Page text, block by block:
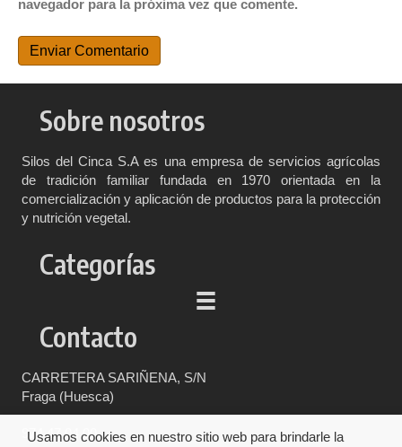
navegador para la próxima vez que comente.
Sobre nosotros
Silos del Cinca S.A es una empresa de servicios agrícolas
de tradición familiar fundada en 1970 orientada en la
comercialización y aplicación de productos para la protección
y nutrición vegetal.
Categorías
Contacto
CARRETERA SARIÑENA, S/N
Fraga (Huesca)
974 47 04 00
Usamos cookies en nuestro sitio web para brindarle la